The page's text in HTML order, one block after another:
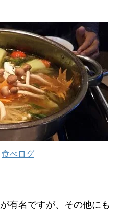
食べログ
が有名ですが、その他にも